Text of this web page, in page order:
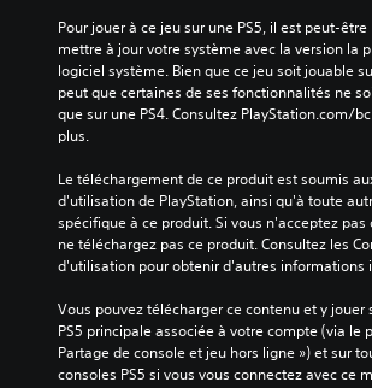
Pour jouer à ce jeu sur une PS5, il est peut-
mettre à jour votre système avec la version la
logiciel système. Bien que ce jeu soit jouable
peut que certaines de ses fonctionnalités ne
que sur une PS4. Consultez PlayStation.com/
plus.
Le téléchargement de ce produit est soumis
d'utilisation de PlayStation, ainsi qu'à toute
spécifique à ce produit. Si vous n'acceptez pas
ne téléchargez pas ce produit. Consultez les
d'utilisation pour obtenir d'autres informations
Vous pouvez télécharger ce contenu et y jouer
PS5 principale associée à votre compte (via le
Partage de console et jeu hors ligne ») et sur
consoles PS5 si vous vous connectez avec ce